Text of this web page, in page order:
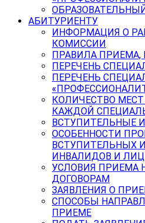
АБИТУРИЕНТУ
ИНФОРМАЦИЯ О
КОМИССИИ
ПРАВИЛА
ПЕРЕЧЕНЬ
ПЕРЕЧЕНЬ
КОЛИЧЕСТВО
КАЖДОЙ
ВСТУПИТЕЛЬНЫЕ
ОСОБЕННОСТИ
ВСТУПИТЕЛЬНЫХ
ИНВАЛИДОВ И ЛИЦ
УСЛОВИЯ ПРИЕМА
ДОГОВОРАМ
ЗАЯВЛЕНИЯ О
СПОСОБЫ
ПРИЕМЕ